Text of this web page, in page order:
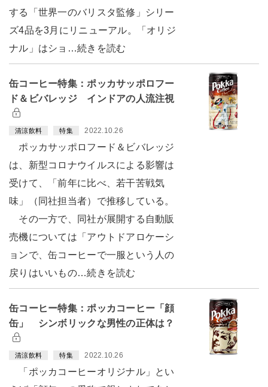
する「世界一のバリスタ監修」シリー
ズ4品を3月にリニューアル。「オリジ
ナル」はショ…続きを読む
缶コーヒー特集：ポッカサッポロフー
ド＆ビバレッジ インドアの人流注視
清涼飲料 特集 2022.10.26
ポッカサッポロフード＆ビバレッジ
は、新型コロナウイルスによる影響は
受けて、「前年に比べ、若干苦戦気
味」（同社担当者）で推移している。
その一方で、同社が展開する自動販
売機については「アウトドアロケーシ
ョンで、缶コーヒーで一服という人の
戻りはいいもの…続きを読む
缶コーヒー特集：ポッカコーヒー「顔
缶」 シンボリックな男性の正体は？
清涼飲料 特集 2022.10.26
「ポッカコーヒーオリジナル」とい